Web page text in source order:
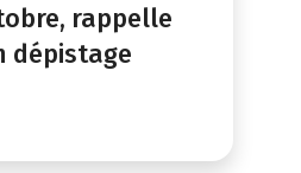
rappelle
dépistage